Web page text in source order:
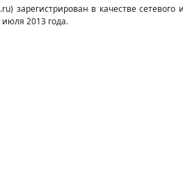
зарегистрирован в качестве
2013 года.